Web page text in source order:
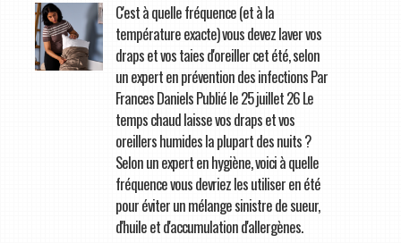
C'est à quelle fréquence (et à la
température exacte) vous devez laver vos
draps et vos taies d'oreiller cet été, selon
un expert en prévention des infections Par
Frances Daniels Publié le 25 juillet 26 Le
temps chaud laisse vos draps et vos
oreillers humides la plupart des nuits ?
Selon un expert en hygiène, voici à quelle
fréquence vous devriez les utiliser en été
pour éviter un mélange sinistre de sueur,
d'huile et d'accumulation d'allergènes.